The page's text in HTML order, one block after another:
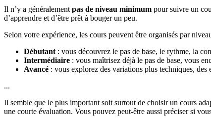
Il n’y a généralement pas de niveau minimum pour suivre un
d’apprendre et d’être prêt à bouger un peu.
Selon votre expérience, les cours peuvent être organisés par
Débutant : vous découvrez le pas de base, le rythme, la
Intermédiaire : vous maîtrisez déjà le pas de base, vous
Avancé : vous explorez des variations plus techniques,
...
Il semble que le plus important soit surtout de choisir un cours
une courte évaluation. Vous pouvez peut-être aussi préciser si